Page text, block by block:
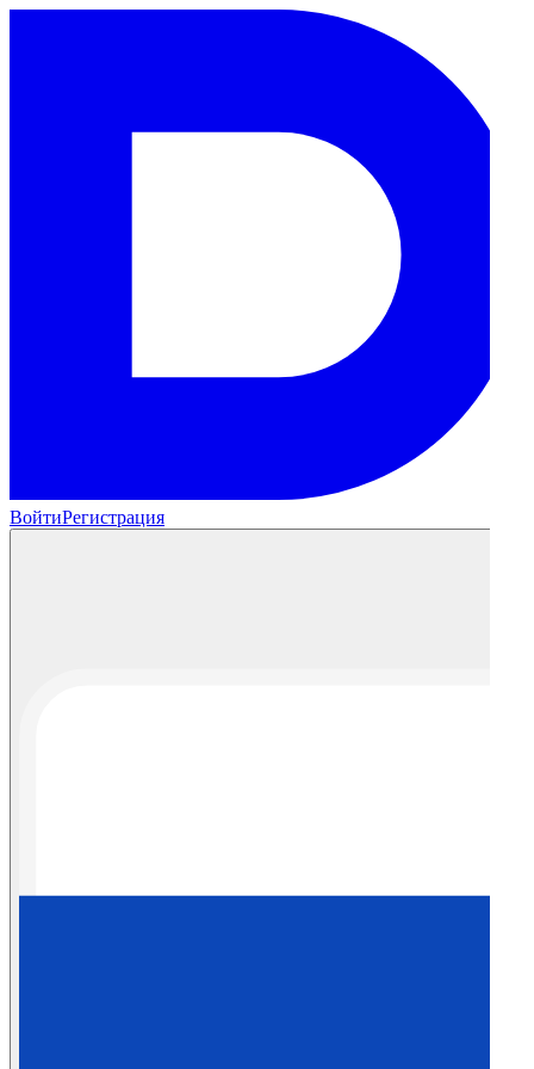
ВойтиРегистрация